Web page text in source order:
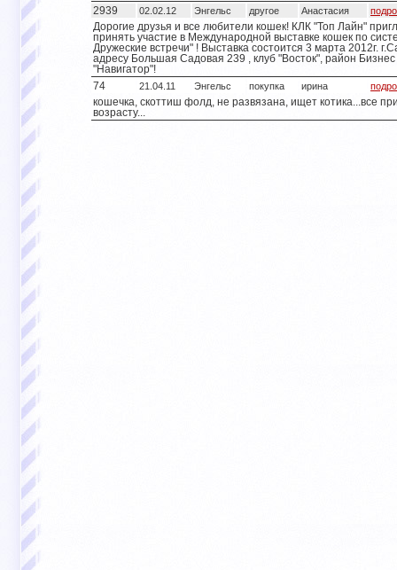
2939
02.02.12 Энгельс другое Анастасия
Дорогие друзья и все любители кошек! КЛК "Топ Лайн"
принять участие в Международной выставке кошек по
Дружеские встречи" ! Выставка состоится 3 марта 2012г.
адресу Большая Садовая 239 , клуб "Восток", район
"Навигатор"!
74
21.04.11 Энгельс покупка ирина
кошечка, скоттиш фолд, не развязана, ищет котика...все
возрасту...